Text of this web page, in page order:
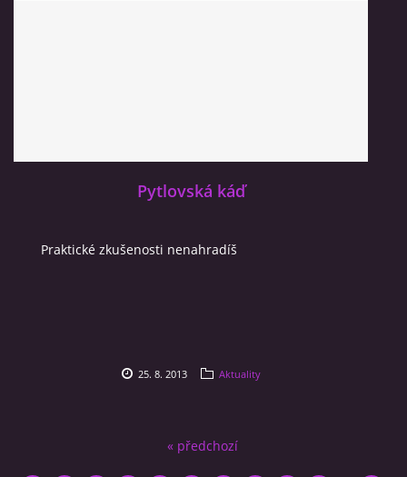
Pytlovská káď
Praktické zkušenosti nenahradíš
25. 8. 2013 Aktuality
« předchozí